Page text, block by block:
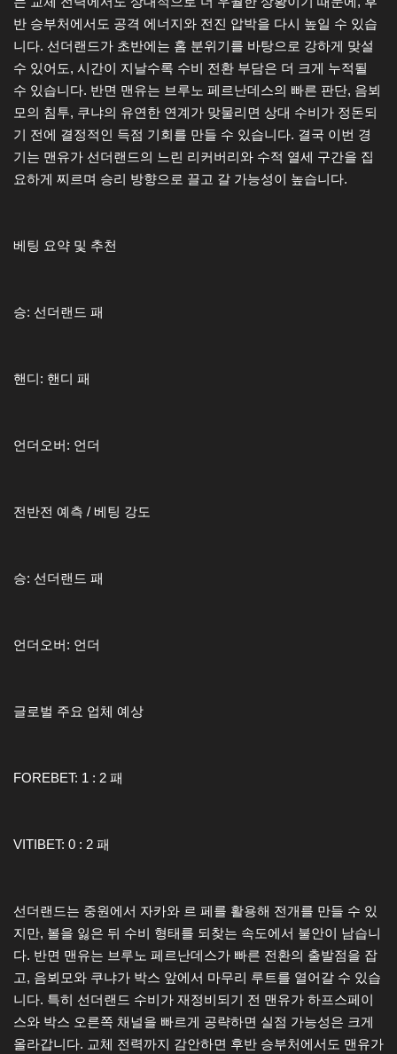
반 승부처에서도 공격 에너지와 전진 압박을 다시 높일 수 있습
니다. 선더랜드가 초반에는 홈 분위기를 바탕으로 강하게 맞설
수 있어도, 시간이 지날수록 수비 전환 부담은 더 크게 누적될
수 있습니다. 반면 맨유는 브루노 페르난데스의 빠른 판단, 음뵈
모의 침투, 쿠냐의 유연한 연계가 맞물리면 상대 수비가 정돈되
기 전에 결정적인 득점 기회를 만들 수 있습니다. 결국 이번 경
기는 맨유가 선더랜드의 느린 리커버리와 수적 열세 구간을 집
요하게 찌르며 승리 방향으로 끌고 갈 가능성이 높습니다.
베팅 요약 및 추천
승: 선더랜드 패
핸디: 핸디 패
언더오버: 언더
전반전 예측 / 베팅 강도
승: 선더랜드 패
언더오버: 언더
글로벌 주요 업체 예상
FOREBET: 1 : 2 패
VITIBET: 0 : 2 패
선더랜드는 중원에서 자카와 르 페를 활용해 전개를 만들 수 있
지만, 볼을 잃은 뒤 수비 형태를 되찾는 속도에서 불안이 남습니
다. 반면 맨유는 브루노 페르난데스가 빠른 전환의 출발점을 잡
고, 음뵈모와 쿠냐가 박스 앞에서 마무리 루트를 열어갈 수 있습
니다. 특히 선더랜드 수비가 재정비되기 전 맨유가 하프스페이
스와 박스 오른쪽 채널을 빠르게 공략하면 실점 가능성은 크게
올라갑니다. 교체 전력까지 감안하면 후반 승부처에서도 맨유가